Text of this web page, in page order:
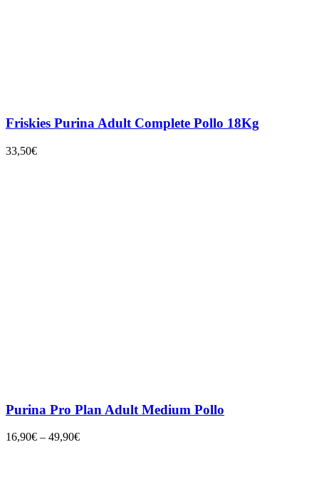
Friskies Purina Adult Complete Pollo 18Kg
33,50€
Purina Pro Plan Adult Medium Pollo
16,90€ – 49,90€